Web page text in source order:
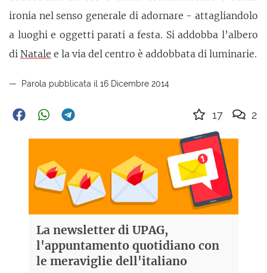
ironia nel senso generale di adornare - attagliandolo
a luoghi e oggetti parati a festa. Si addobba l’albero
di Natale e la via del centro è addobbata di luminarie.
Parola pubblicata il 16 Dicembre 2014
17 2
La newsletter di UPAG,
l'appuntamento quotidiano con
le meraviglie dell'italiano